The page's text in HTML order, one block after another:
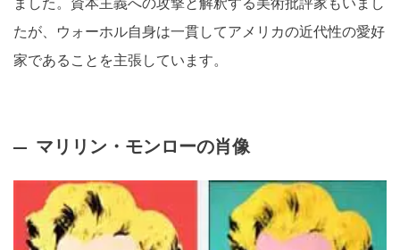
ました。資本主義への攻撃と解釈する美術批評家もいまし
たが、ウォーホル自身は一貫してアメリカの近代性の愛好
家であることを主張しています。
マリリン・モンローの肖像